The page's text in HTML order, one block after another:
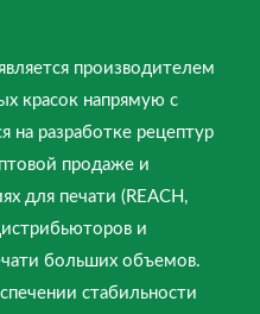
производителем
красок напрямую с
на разработке рецептур
продаже и
для печати (REACH,
и
больших объемов.
стабильности